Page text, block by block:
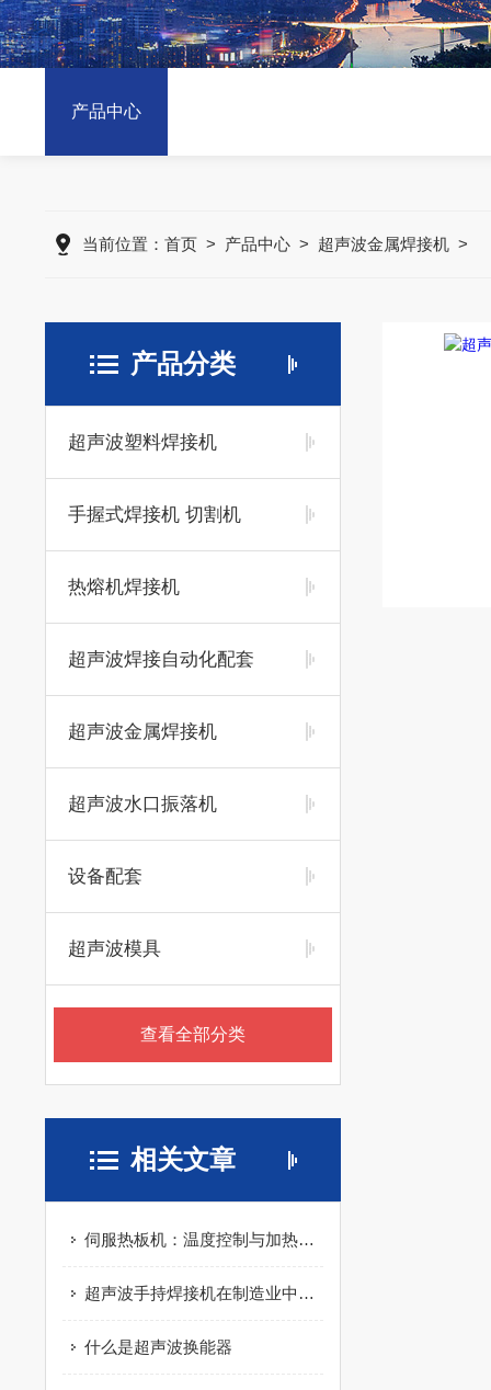
产品中心
当前位置： 首页> 产品中心> 超声波金属焊接机>
产品分类
超声波塑料焊接机
手握式焊接机 切割机
热熔机焊接机
超声波焊接自动化配套
超声波金属焊接机
超声波水口振落机
设备配套
超声波模具
查看全部分类
相关文章
伺服热板机：温度控制与加热过程的完满结合
超声波手持焊接机在制造业中的应用：案例与效果
什么是超声波换能器